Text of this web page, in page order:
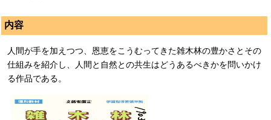
内容
人間が手を加えつつ、恩恵をこうむってきた雑木林の豊かさとその
仕組みを紹介し、人間と自然との共生はどうあるべきかを問いかけ
る作品である。